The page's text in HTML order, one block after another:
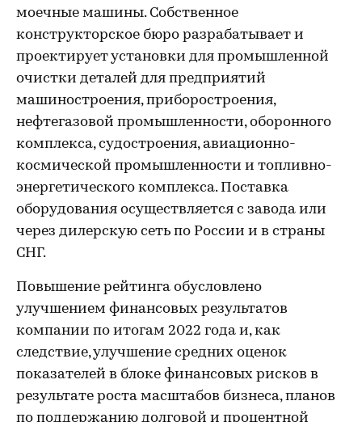
моечные машины. Собственное
конструкторское бюро разрабатывает и
проектирует установки для промышленной
очистки деталей для предприятий
машиностроения, приборостроения,
нефтегазовой промышленности, оборонного
комплекса, судостроения, авиационно-
космической промышленности и топливно-
энергетического комплекса. Поставка
оборудования осуществляется с завода или
через дилерскую сеть по России и в страны
СНГ.
Повышение рейтинга обусловлено
улучшением финансовых результатов
компании по итогам 2022 года и, как
следствие, улучшение средних оценок
показателей в блоке финансовых рисков в
результате роста масштабов бизнеса, планов
по поддержанию долговой и процентной